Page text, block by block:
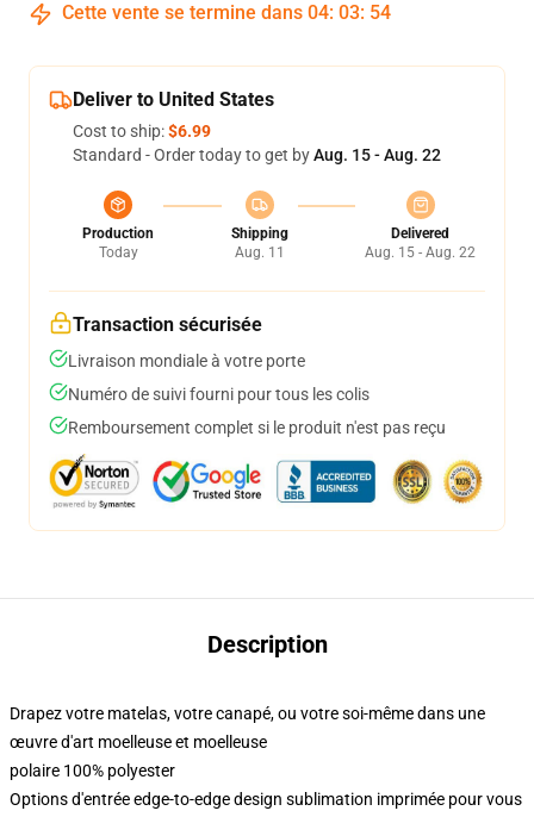
Cette vente se termine dans 04: 03: 54
Deliver to United States
Cost to ship:$6.99
Standard - Order today to get byAug. 15 - Aug. 22
Production
Today
Shipping
Aug. 11
Delivered
Aug. 15 - Aug. 22
Transaction sécurisée
Livraison mondiale à votre porte
Numéro de suivi fourni pour tous les colis
Remboursement complet si le produit n'est pas reçu
Description
Drapez votre matelas, votre canapé, ou votre soi-même dans une
œuvre d'art moelleuse et moelleuse
polaire 100% polyester
Options d'entrée edge-to-edge design sublimation imprimée pour vous